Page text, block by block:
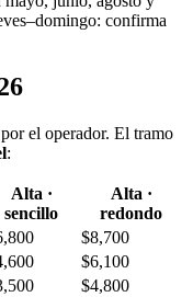
confirma
el operador. El tramo
:
Alta ·
sencillo
Alta ·
redondo
$8,700
$6,100
$4,800